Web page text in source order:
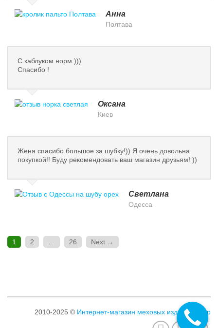
Анна
Полтава
С каблуком норм )))
Спасибо !
Оксана
Киев
Женя спасибо большое за шубку!)) Я очень довольна
покупкой!! Буду рекомендовать ваш магазин друзьям! ))
Светлана
Одесса
1 2 26 Next →
2010-2025 © Интернет-магазин меховых изделий Клер